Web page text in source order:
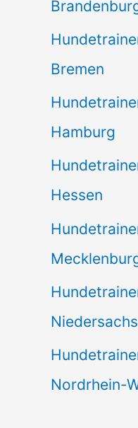
Bremen
Hamburg
Hessen
Nordrhein-